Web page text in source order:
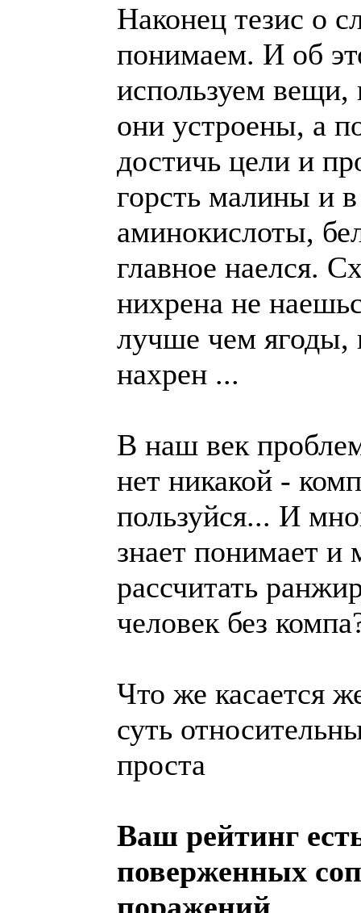
Наконец тезис о
понимаем. И об
используем вещи,
они устроены, а
достичь цели и
горсть малины и в
аминокислоты,
главное наелся.
нихрена не
лучше чем ягоды,
нахрен ...
В наш век
нет никакой -
пользуйся... И
знает понимает и
рассчитать
человек без
Что же касается
суть
проста
Ваш рейтинг
поверженных